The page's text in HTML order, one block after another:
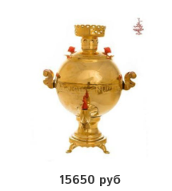
15650 руб